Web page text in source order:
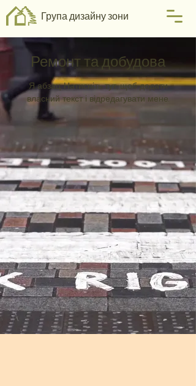
Група дизайну зони
Ремонт та добудова
Я абзац. Натисніть тут, щоб додати
власний текст і відредагувати мене.